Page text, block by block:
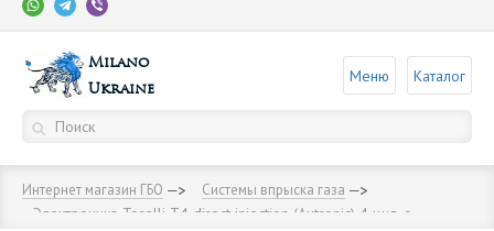
Milano
Ukraine
Меню Каталог
Интернет магазин ГБО Cистемы впрыска газа
Электроника Torelli T4 direct injection (Autronic) 4 цил. с